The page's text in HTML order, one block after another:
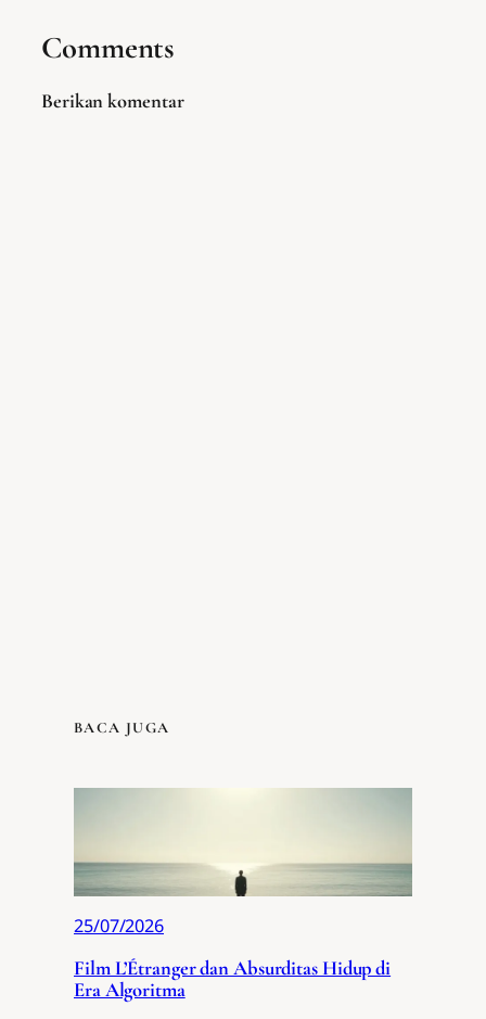
Comments
Berikan komentar
BACA JUGA
25/07/2026
Film L’Étranger dan Absurditas Hidup di
Era Algoritma